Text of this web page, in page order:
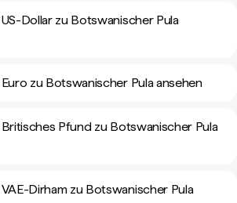
Dollar zu Botswanischer Pula
zu Botswanischer Pula ansehen
Pfund zu Botswanischer Pula
Dirham zu Botswanischer Pula